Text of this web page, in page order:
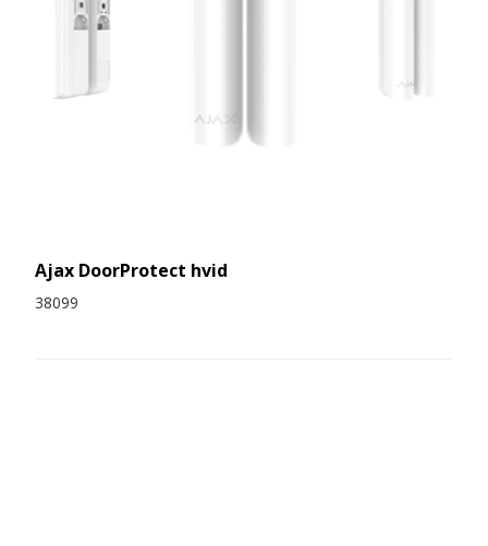
Ajax DoorProtect hvid
38099